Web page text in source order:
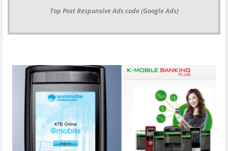
Top Post Responsive Ads code (Google Ads)